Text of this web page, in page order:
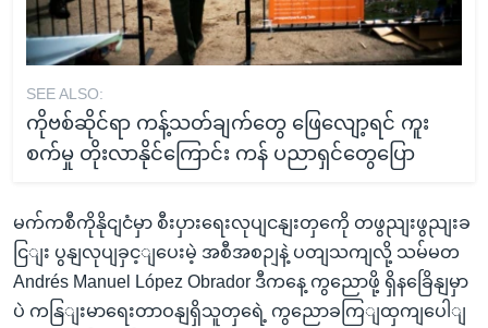
SEE ALSO:
ကိုဗစ်ဆိုင်ရာ ကန့်သတ်ချက်တွေ ဖြေလျော့ရင် ကူး
စက်မှု တိုးလာနိုင်ကြောင်း ကန် ပညာရှင်တွေပြော
မက်ကစီကိုနိုငျငံမှာ စီးပှားရေးလုပျငနျးတှကေို တဖွညျးဖွညျးခ
ငြျး ပွနျလုပျခှင့ျပေးမဲ့ အစီအစဉျနဲ့ ပတျသကျလို့ သမ်မတ
Andrés Manuel López Obrador ဒီကနေ့ ကွညောဖို့ ရှိနခြေိနျမှာ
ပဲ ကနြျးမာရေးတာဝနျရှိသူတှရေဲ့ ကွညောခကြျထှကျပေါျ